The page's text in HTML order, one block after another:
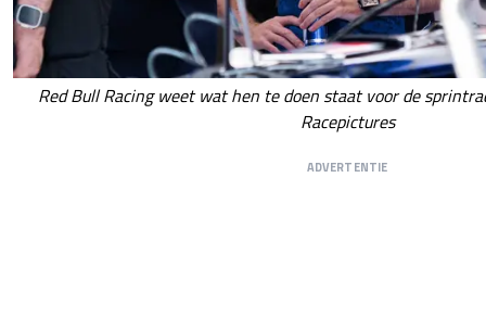
Red Bull Racing weet wat hen te doen staat voor de
Racepictures
ADVERTENTIE